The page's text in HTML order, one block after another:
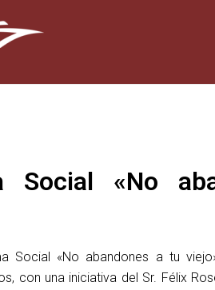
Social «No
Social «No abandones a tu
con una iniciativa del Sr. Félix